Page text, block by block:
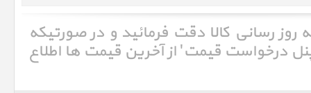
روز رسانی کالا دقت فرمائید و در صورتیکه
درخواست قیمت' از آخرین قیمت ها اطلاع